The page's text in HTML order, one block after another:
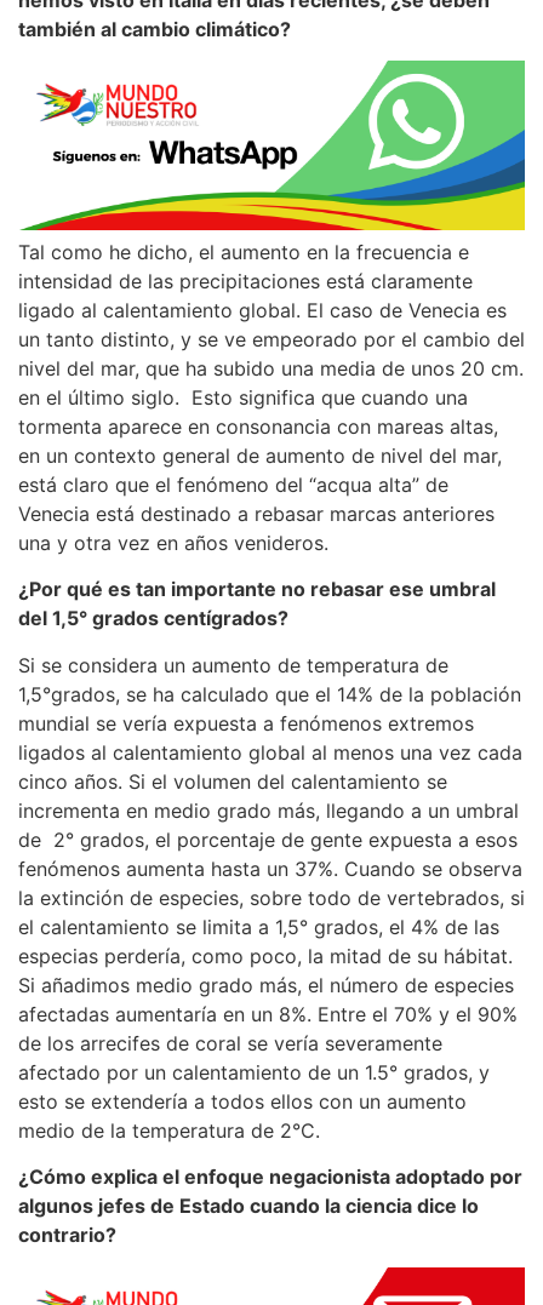
también al cambio climático?
Tal como he dicho, el aumento en la frecuencia e
intensidad de las precipitaciones está claramente
ligado al calentamiento global. El caso de Venecia es
un tanto distinto, y se ve empeorado por el cambio del
nivel del mar, que ha subido una media de unos 20 cm.
en el último siglo. Esto significa que cuando una
tormenta aparece en consonancia con mareas altas,
en un contexto general de aumento de nivel del mar,
está claro que el fenómeno del “acqua alta” de
Venecia está destinado a rebasar marcas anteriores
una y otra vez en años venideros.
¿Por qué es tan importante no rebasar ese umbral
del 1,5° grados centígrados?
Si se considera un aumento de temperatura de
1,5°grados, se ha calculado que el 14% de la población
mundial se vería expuesta a fenómenos extremos
ligados al calentamiento global al menos una vez cada
cinco años. Si el volumen del calentamiento se
incrementa en medio grado más, llegando a un umbral
de 2° grados, el porcentaje de gente expuesta a esos
fenómenos aumenta hasta un 37%. Cuando se observa
la extinción de especies, sobre todo de vertebrados, si
el calentamiento se limita a 1,5° grados, el 4% de las
especias perdería, como poco, la mitad de su hábitat.
Si añadimos medio grado más, el número de especies
afectadas aumentaría en un 8%. Entre el 70% y el 90%
de los arrecifes de coral se vería severamente
afectado por un calentamiento de un 1.5° grados, y
esto se extendería a todos ellos con un aumento
medio de la temperatura de 2°C.
¿Cómo explica el enfoque negacionista adoptado por
algunos jefes de Estado cuando la ciencia dice lo
contrario?